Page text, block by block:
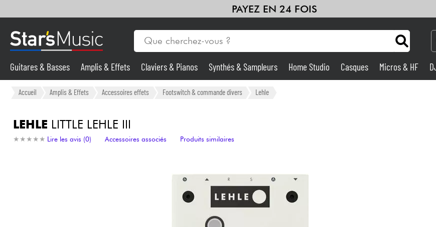
PAYEZ EN 24 FOIS
Guitares & Basses Amplis & Effets
Synthés & Sampleurs
Micros & HF
Batteries & Percu
Eveil Musical
Guitares & Basses Amplis & Effets Claviers & Pianos Synthés & Sampleurs Home Studio Casques Micros & HF
Accueil Amplis & Effets Accessoires effets Footswitch & commande divers Lehle
LEHLE LITTLE LEHLE III
★ ★ ★ ★ ★
★ ★ ★ ★ ★ Lire les avis (0) Accessoires associés Produits similaires